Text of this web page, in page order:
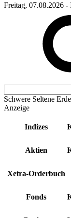
Freitag, 07.08.2026 -
Schwere Seltene
Anzeige
Indizes
Aktien
Xetra-Orderbuch
Fonds